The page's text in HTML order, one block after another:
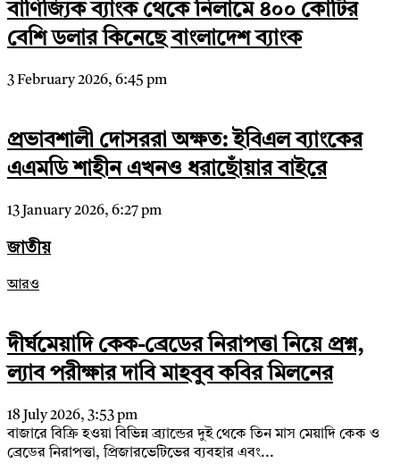
বাণিজ্যিক ব্যাংক থেকে নিলামে ৪০০ কোটির
বেশি ডলার কিনেছে বাংলাদেশ ব্যাংক
3 February 2026, 6:45 pm
প্রভাবশালী দোসররা অক্ষত: ইবিএল ব্যাংকের
এএমডি শাহীন এখনও ধরাছোঁয়ার বাইরে
13 January 2026, 6:27 pm
জাতীয়
আরও
দীর্ঘমেয়াদি কেক-ব্রেডের নিরাপত্তা নিয়ে প্রশ্ন,
ল্যাব পরীক্ষার দাবি মাহবুব কবির মিলনের
18 July 2026, 3:53 pm
বাজারে বিক্রি হওয়া বিভিন্ন ব্র্যান্ডের দুই থেকে তিন মাস মেয়াদি কেক ও
ব্রেডের নিরাপত্তা, প্রিজারভেটিভের ব্যবহার এবং...